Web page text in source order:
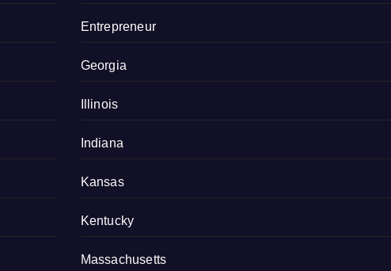
Entrepreneur
Georgia
Illinois
Indiana
Kansas
Kentucky
Massachusetts